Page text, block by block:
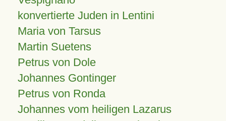
konvertierte Juden in Lentini
Maria von Tarsus
Martin Suetens
Petrus von Dole
Johannes Gontinger
Petrus von Ronda
Johannes vom heiligen Lazarus